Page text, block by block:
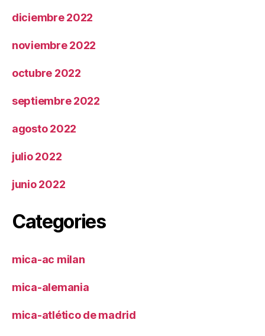
diciembre 2022
noviembre 2022
octubre 2022
septiembre 2022
agosto 2022
julio 2022
junio 2022
Categories
mica-ac milan
mica-alemania
mica-atlético de madrid